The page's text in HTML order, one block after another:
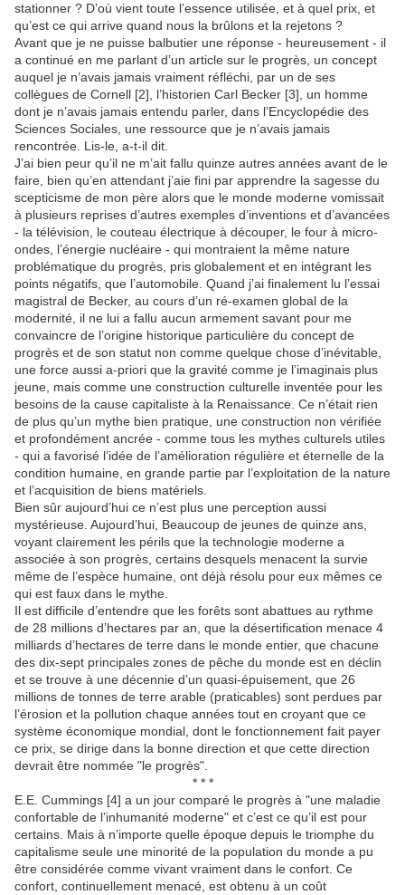
stationner ? D’où vient toute l’essence utilisée, et à quel prix, et
qu’est ce qui arrive quand nous la brûlons et la rejetons ?
Avant que je ne puisse balbutier une réponse - heureusement - il
a continué en me parlant d’un article sur le progrès, un concept
auquel je n’avais jamais vraiment réfléchi, par un de ses
collègues de Cornell [2], l’historien Carl Becker [3], un homme
dont je n’avais jamais entendu parler, dans l’Encyclopédie des
Sciences Sociales, une ressource que je n’avais jamais
rencontrée. Lis-le, a-t-il dit.
J’ai bien peur qu’il ne m’ait fallu quinze autres années avant de le
faire, bien qu’en attendant j’aie fini par apprendre la sagesse du
scepticisme de mon père alors que le monde moderne vomissait
à plusieurs reprises d’autres exemples d’inventions et d’avancées
- la télévision, le couteau électrique à découper, le four à micro-
ondes, l’énergie nucléaire - qui montraient la même nature
problématique du progrès, pris globalement et en intégrant les
points négatifs, que l’automobile. Quand j’ai finalement lu l’essai
magistral de Becker, au cours d’un ré-examen global de la
modernité, il ne lui a fallu aucun armement savant pour me
convaincre de l’origine historique particulière du concept de
progrès et de son statut non comme quelque chose d’inévitable,
une force aussi a-priori que la gravité comme je l’imaginais plus
jeune, mais comme une construction culturelle inventée pour les
besoins de la cause capitaliste à la Renaissance. Ce n’était rien
de plus qu’un mythe bien pratique, une construction non vérifiée
et profondément ancrée - comme tous les mythes culturels utiles
- qui a favorisé l’idée de l’amélioration régulière et éternelle de la
condition humaine, en grande partie par l’exploitation de la nature
et l’acquisition de biens matériels.
Bien sûr aujourd’hui ce n’est plus une perception aussi
mystérieuse. Aujourd’hui, Beaucoup de jeunes de quinze ans,
voyant clairement les périls que la technologie moderne a
associée à son progrès, certains desquels menacent la survie
même de l’espèce humaine, ont déjà résolu pour eux mêmes ce
qui est faux dans le mythe.
Il est difficile d’entendre que les forêts sont abattues au rythme
de 28 millions d’hectares par an, que la désertification menace 4
milliards d’hectares de terre dans le monde entier, que chacune
des dix-sept principales zones de pêche du monde est en déclin
et se trouve à une décennie d’un quasi-épuisement, que 26
millions de tonnes de terre arable (praticables) sont perdues par
l’érosion et la pollution chaque années tout en croyant que ce
système économique mondial, dont le fonctionnement fait payer
ce prix, se dirige dans la bonne direction et que cette direction
devrait être nommée "le progrès".
* * *
E.E. Cummings [4] a un jour comparé le progrès à "une maladie
confortable de l’inhumanité moderne" et c’est ce qu’il est pour
certains. Mais à n’importe quelle époque depuis le triomphe du
capitalisme seule une minorité de la population du monde a pu
être considérée comme vivant vraiment dans le confort. Ce
confort, continuellement menacé, est obtenu à un coût